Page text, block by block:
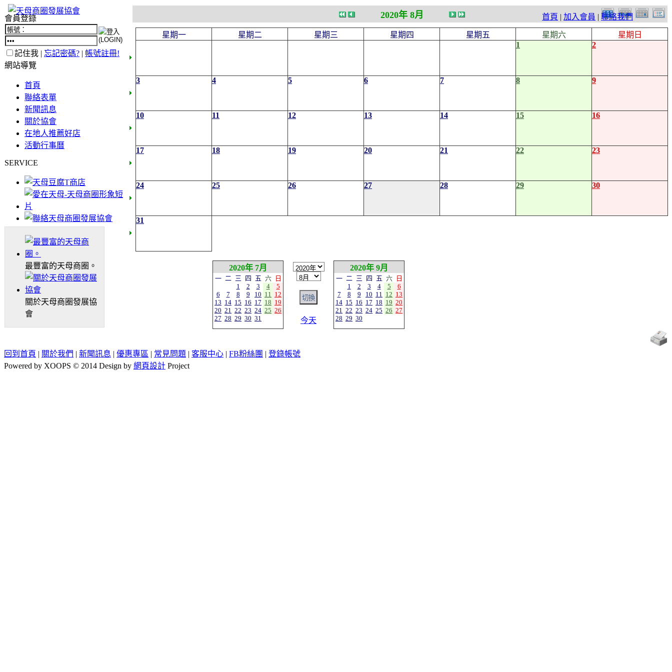
首頁 | 加入會員 | 聯絡我們
會員登錄
記住我 | 忘記密碼? | 帳號註冊!
網站導覽
首頁
聯絡表單
新聞訊息
關於協會
在地人推薦好店
活動行事曆
SERVICE
最豐富的天母商圈。
關於天母商圈發展協
會
2020年 8月
星期一 星期二 星期三 星期四 星期五 星期六
星期日
1
2
3 4 5 6 7 8 9
10 11 12 13 14 15 16
17 18 19 20 21 22 23
24 25 26 27 28 29 30
31
2020年 7月
一 二 三 四 五 六
日
1
2 3 4
5
6
7 8 9 10 11 12
13 14 15 16 17 18 19
20 21 22 23 24 25 26
27 28 29 30 31 今天
2020年 9月
一 二 三 四 五 六
日
1
2 3 4 5
6
7
8 9 10 11 12 13
14 15 16 17 18 19 20
21 22 23 24 25 26 27
28 29 30
回到首頁 | 關於我們 | 新聞訊息 | 優惠專區 | 常見問題 | 客服中心 | FB粉絲團 | 登錄帳號
Powered by XOOPS © 2014 Design by 網頁設計 Project